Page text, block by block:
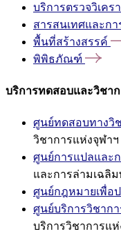
บริการตรวจวิเค
สารสนเทศและกา
พื้นที่สร้างสรรค์
พิพิธภัณฑ์
บริการทดสอบและวิชา
ศูนย์ทดสอบทางวิ
วิชาการแห่งจุฬาฯ
ศูนย์การแปลและ
และการล่ามเฉลิม
ศูนย์กฎหมายเพื่อ
ศูนย์บริการวิชาก
บริการวิชาการแ